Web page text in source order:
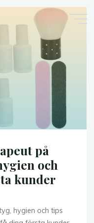
på
och
kunder
hygien och tips